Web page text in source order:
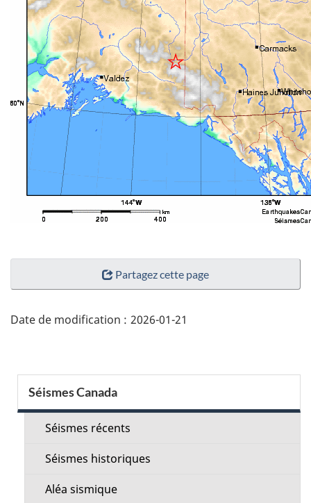
"Détails
page"
Partagez cette page
Date de modification : 2026-01-21
Menu
de
Séismes Canada
Séismes récents
Séismes historiques
Aléa sismique